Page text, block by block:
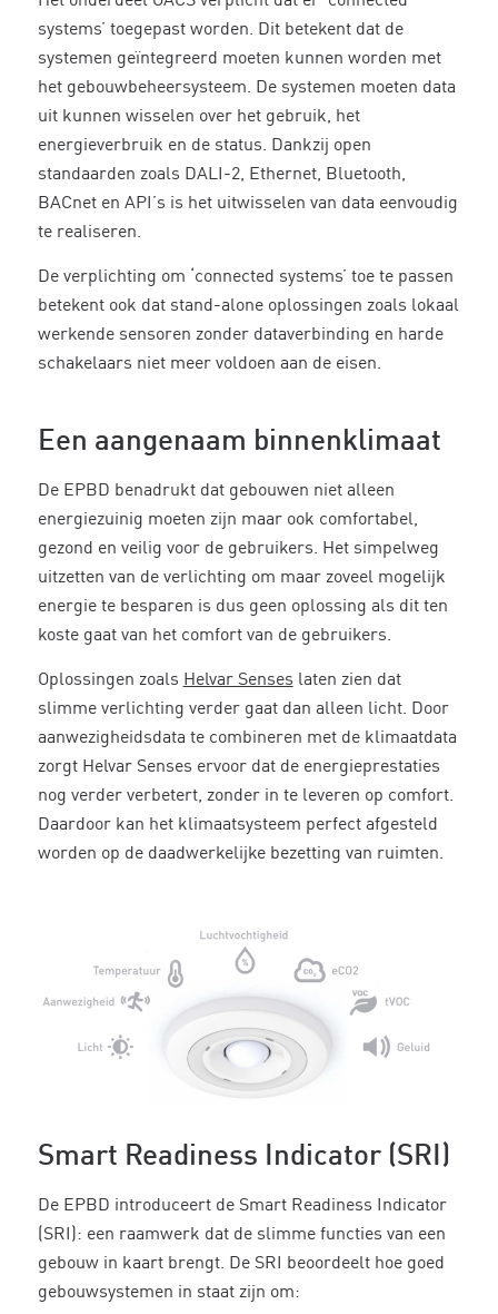
systems’ toegepast worden. Dit betekent dat de
systemen geïntegreerd moeten kunnen worden met
het gebouwbeheersysteem. De systemen moeten data
uit kunnen wisselen over het gebruik, het
energieverbruik en de status. Dankzij open
standaarden zoals DALI-2, Ethernet, Bluetooth,
BACnet en API’s is het uitwisselen van data eenvoudig
te realiseren.
De verplichting om ‘connected systems’ toe te passen
betekent ook dat stand-alone oplossingen zoals lokaal
werkende sensoren zonder dataverbinding en harde
schakelaars niet meer voldoen aan de eisen.
Een aangenaam binnenklimaat
De EPBD benadrukt dat gebouwen niet alleen
energiezuinig moeten zijn maar ook comfortabel,
gezond en veilig voor de gebruikers. Het simpelweg
uitzetten van de verlichting om maar zoveel mogelijk
energie te besparen is dus geen oplossing als dit ten
koste gaat van het comfort van de gebruikers.
Oplossingen zoals Helvar Senses laten zien dat
slimme verlichting verder gaat dan alleen licht. Door
aanwezigheidsdata te combineren met de klimaatdata
zorgt Helvar Senses ervoor dat de energieprestaties
nog verder verbetert, zonder in te leveren op comfort.
Daardoor kan het klimaatsysteem perfect afgesteld
worden op de daadwerkelijke bezetting van ruimten.
Smart Readiness Indicator (SRI)
De EPBD introduceert de Smart Readiness Indicator
(SRI): een raamwerk dat de slimme functies van een
gebouw in kaart brengt. De SRI beoordeelt hoe goed
gebouwsystemen in staat zijn om: